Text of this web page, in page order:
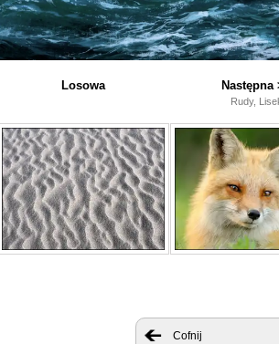
Losowa Następna
Rudy,
Cofnij